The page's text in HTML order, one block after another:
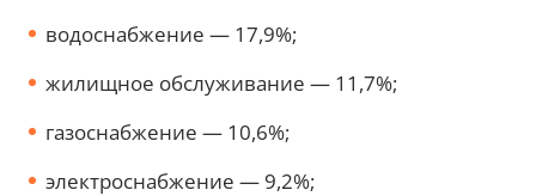
водоснабжение — 17,9%;
жилищное обслуживание — 11,7%;
газоснабжение — 10,6%;
электроснабжение — 9,2%;